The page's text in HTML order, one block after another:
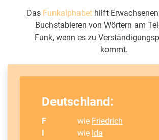
Das Funkalphabet hilft
Buchstabieren von Wörtern am
Funk, wenn es zu
kommt.
Deutschland:
F wie Friedrich
wie Ida